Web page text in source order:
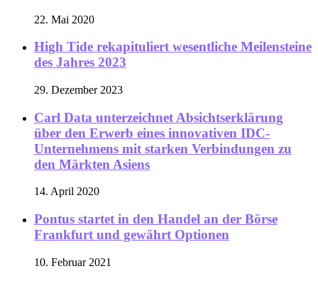
22. Mai 2020
High Tide rekapituliert wesentliche Meilensteine
des Jahres 2023
29. Dezember 2023
Carl Data unterzeichnet Absichtserklärung
über den Erwerb eines innovativen IDC-
Unternehmens mit starken Verbindungen zu
den Märkten Asiens
14. April 2020
Pontus startet in den Handel an der Börse
Frankfurt und gewährt Optionen
10. Februar 2021